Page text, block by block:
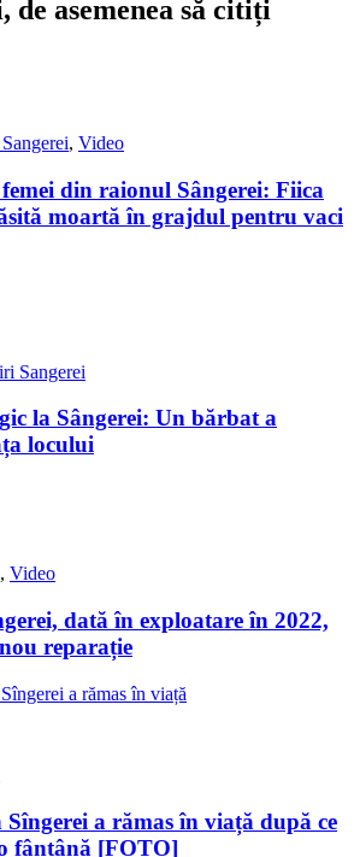
de asemenea să citiți
, Video
din raionul Sângerei: Fiica
moartă în grajdul pentru vaci
Sangerei
la Sângerei: Un bărbat a
locului
, Video
dată în exploatare în 2022,
reparație
Sîngerei a rămas în viață după ce
fântână [FOTO]